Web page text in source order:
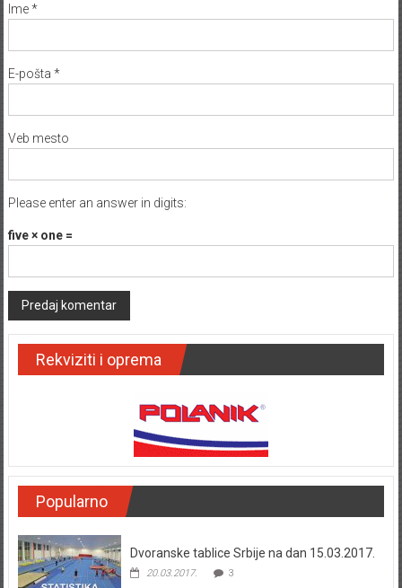
Ime*
E-pošta *
Veb mesto
Please enter an answer in digits:
five × one =
Rekviziti i oprema
Popularno
Dvoranske tablice Srbije na dan 15.03.2017.
20.03.2017. 3